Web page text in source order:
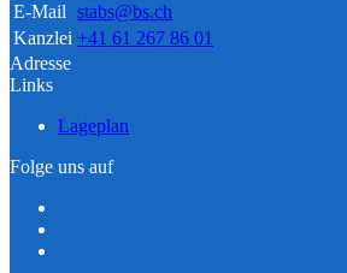
E-Mail stabs@bs.ch
Kanzlei +41 61 267 86 01
Adresse
Links
Lageplan
Folge uns auf